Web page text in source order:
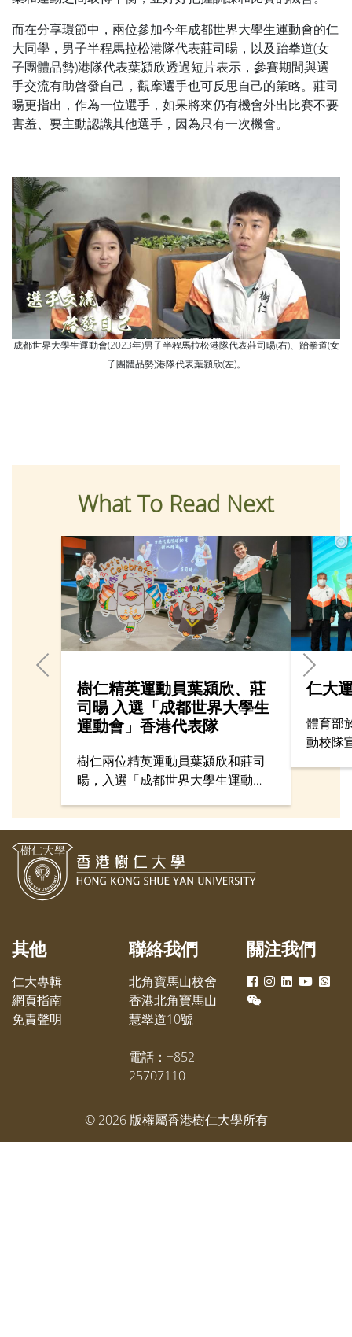
而在分享環節中，兩位參加今年成都世界大學生運動會的仁
大同學，男子半程馬拉松港隊代表莊司暘，以及跆拳道(女
子團體品勢)港隊代表葉潁欣透過短片表示，參賽期間與選
手交流有助啓發自己，觀摩選手也可反思自己的策略。莊司
暘更指出，作為一位選手，如果將來仍有機會外出比賽不要
害羞、要主動認識其他選手，因為只有一次機會。
成都世界大學生運動會(2023年)男子半程馬拉松港隊代表莊司暘(右)、跆拳道(女
子團體品勢)港隊代表葉潁欣(左)。
What To Read Next
樹仁精英運動員葉潁欣、莊
司暘 入選「成都世界大學生
運動會」香港代表隊
樹仁兩位精英運動員葉潁欣和莊司
暘，入選「成都世界大學生運動
再有樹仁學生能夠代表香港參加這
事，《樹仁簡訊》訪問了他們的備
戰情況及入選香港代表隊的感受。
仁大
體育部
動校隊
展）黃
其他
仁大專輯
網頁指南
免責聲明
聯絡我們
北角寶馬山校舍
香港北角寶馬山
慧翠道10號
電話：+852
25707110
關注我們
© 2026版權屬香港樹仁大學所有